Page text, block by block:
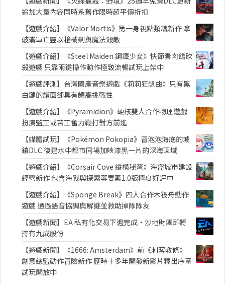
追加大量內容同時系舊作限時超平價折扣
【遊戲介紹】《Valor Mortis》第一身視點類魂新作 拿
破崙軍亡靈以槍械劍與魔法殺敵
【遊戲介紹】《Steel Maiden 鋼鐵少女》快節奏肉鴿砍
殺遊戲 只靠兩鍵操作動作極致流暢試玩上架中
【遊戲評測】台灣國產音樂遊戲《莉莉狂想曲》只有黑
白鍵的譜面卻具有頗高挑戰性
【遊戲介紹】《Pyramidion》硬核雙人合作物理遊戲
扮演監工或苦工奮力鞭打對方前進
【媒體試玩】《Pokémon Pokopia》冒泡泡海底的城
鎮DLC 復建水中都市同場加映漆黑一片的深海區域
【遊戲介紹】《Corsair Cove 縱橫秘灣》海盜城市建設
經營新作 包含海戰與探索等要素1.0版極度好評中
【遊戲介紹】《Sponge Break》四人合作木筏舟動作
遊戲 通過語音協調與解謎並救助掉隊隊友
【遊戲新聞】EA 私有化交易下週完成・沙地財團即將
持有九成股份
【遊戲新聞】《1666: Amsterdam》前《刺客教條》
創意總監動作冒險新作 歷時十多年開發新影片釋出序章
試玩開放中